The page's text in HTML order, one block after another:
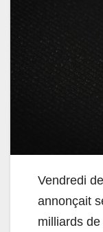
Vendredi
annonçait
milliards